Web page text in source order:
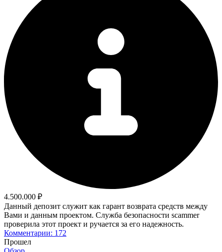
4.500.000 ₽
Данный депозит служит как гарант возврата средств между
Вами и данным проектом. Служба безопасности scammer
проверила этот проект и ручается за его надежность.
Комментарии: 172
Прошел